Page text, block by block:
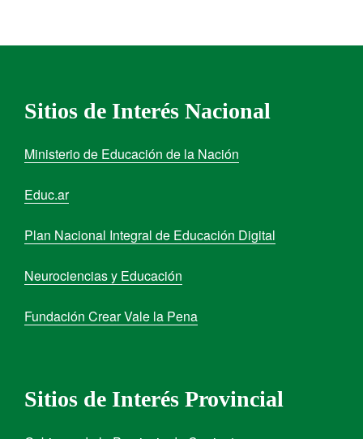
Sitios de Interés Nacional
Ministerio de Educación de la Nación
Educ.ar
Plan Nacional Integral de Educación Digital
Neurociencias y Educación
Fundación Crear Vale la Pena
Sitios de Interés Provincial